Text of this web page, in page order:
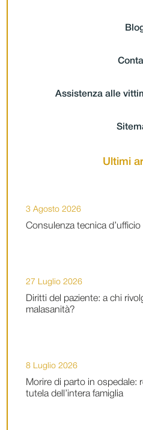
Assistenza alle
Ultimi
Consulenza tecnica
3 Agosto 2026
Diritti del paziente: a chi
malasanità?
27 Luglio 2026
Morire di parto in ospedale:
tutela dell’intera famiglia
8 Luglio 2026